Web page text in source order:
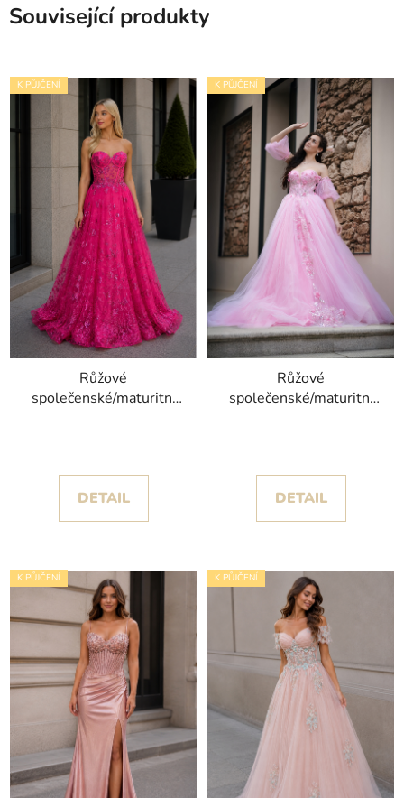
Související produkty
K PŮJČENÍ
Růžové
společenské/maturitní
DETAIL
K PŮJČENÍ
Růžové
společenské/maturitní
DETAIL
K PŮJČENÍ K PŮJČENÍ